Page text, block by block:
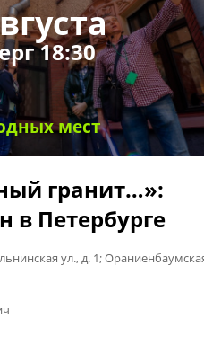
18:30
мест
гранит…»:
в Петербурге
ул., д. 1;